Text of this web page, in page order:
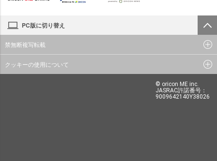
PC版に切り替え
禁無断複写転載
クッキーの使用について
© oricon ME inc.
JASRAC許諾番号：
9009642140Y38026